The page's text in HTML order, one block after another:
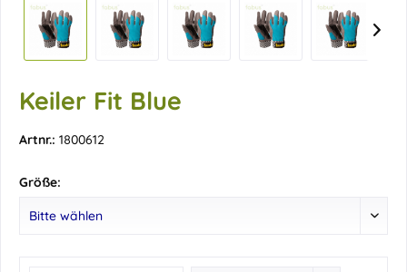
Keiler Fit Blue
Artnr.: 1800612
Größe: